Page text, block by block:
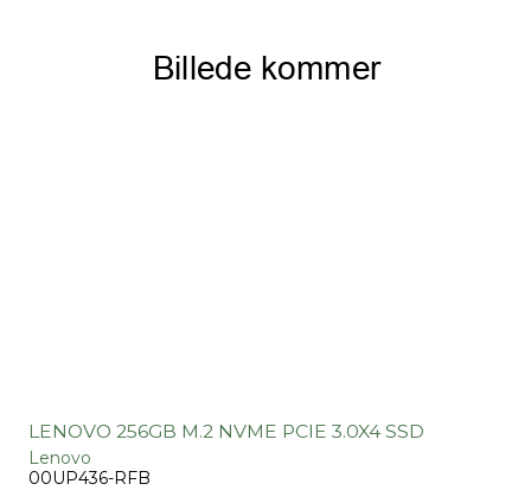
LENOVO 256GB M.2 NVME PCIE 3.0X4 SSD
Lenovo
00UP436-RFB